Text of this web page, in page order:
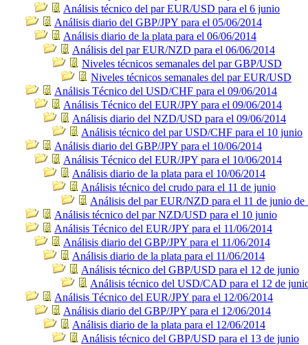
Análisis técnico del par EUR/USD para el 6 junio
Análisis diario del GBP/JPY para el 05/06/2014
Análisis diario de la plata para el 06/06/2014
Análisis del par EUR/NZD para el 06/06/2014
Niveles técnicos semanales del par GBP/USD
Niveles técnicos semanales del par EUR/USD
Análisis Técnico del USD/CHF para el 09/06/2014
Análisis Técnico del EUR/JPY para el 09/06/2014
Análisis diario del NZD/USD para el 09/06/2014
Análisis técnico del par USD/CHF para el 10 junio
Análisis diario del GBP/JPY para el 10/06/2014
Análisis Técnico del EUR/JPY para el 10/06/2014
Análisis diario de la plata para el 10/06/2014
Análisis técnico del crudo para el 11 de junio
Análisis del par EUR/NZD para el 11 de junio de
Análisis técnico del par NZD/USD para el 10 junio
Análisis Técnico del EUR/JPY para el 11/06/2014
Análisis diario del GBP/JPY para el 11/06/2014
Análisis diario de la plata para el 11/06/2014
Análisis técnico del GBP/USD para el 12 de junio
Análisis técnico del USD/CAD para el 12 de
Análisis Técnico del EUR/JPY para el 12/06/2014
Análisis diario del GBP/JPY para el 12/06/2014
Análisis diario de la plata para el 12/06/2014
Análisis técnico del GBP/USD para el 13 de junio